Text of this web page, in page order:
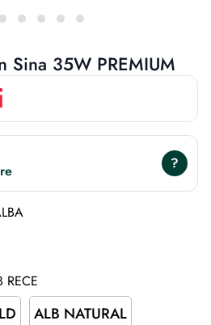
Sina 35W PREMIUM
?
RECE
ALB NATURAL